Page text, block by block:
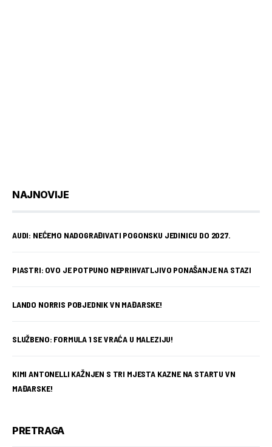
NAJNOVIJE
AUDI: NEĆEMO NADOGRAĐIVATI POGONSKU JEDINICU DO 2027.
PIASTRI: OVO JE POTPUNO NEPRIHVATLJIVO PONAŠANJE NA STAZI
LANDO NORRIS POBJEDNIK VN MAĐARSKE!
SLUŽBENO: FORMULA 1 SE VRAĆA U MALEZIJU!
KIMI ANTONELLI KAŽNJEN S TRI MJESTA KAZNE NA STARTU VN
MAĐARSKE!
PRETRAGA